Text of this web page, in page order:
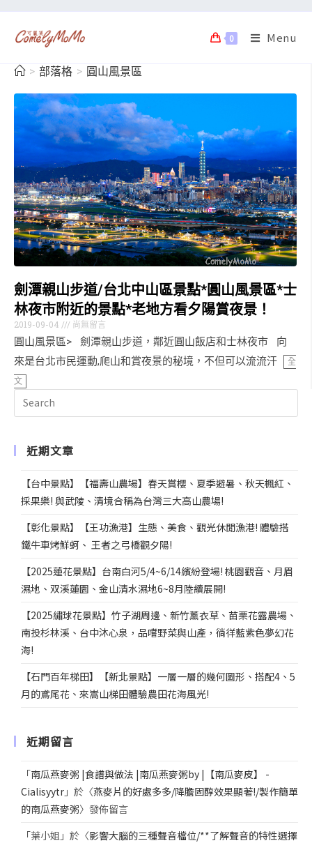
0 Menu
> 部落格 > 圓山風景區
劍潭親山步道/台北中山區景點*圓山風景區*士
林夜市附近的景點*老地方看夕陽賞夜景！
2019-09-04 尚無留言
圓山風景區> 劍潭親山步道，鄰近圓山飯店和士林夜市 向
來是台北市民運動,爬山和賞夜景的秘境，不但可以流流汗
全
文
近期文章
【台中景點】【福壽山農場】春天賞櫻、夏季避暑、秋天楓紅、
採果樂! 與武陵、清境合稱為台灣三大高山農場!
【彰化景點】【王功漁港】生態、美食、觀光休閒漁港! 體驗搭
鐵牛車烤鮮蚵、 王者之弓橋觀夕陽!
【2025蓮花景點】台南白河5/4~6/14繽紛登場! 桃園觀音、月眉
濕地、双溪蓮園、金山清水濕地6~8月陸續展開!
【2025繡球花景點】竹子湖周邊、新竹薰衣草、苗栗花露農場、
南投杉林溪、台中沐心泉，品嚐野菜與山產，徜徉藍紫色夢幻花
海!
【石門百年梯田】【新北景點】一層一層的幾何圖形、搭配4、5
月的鳶尾花、來嵩山梯田體驗農田花海風光!
近期留言
「南瓜燕麥粥 |食譜與做法 |南瓜燕麥粥by |【南瓜麥皮】 -
Cialisyytr 」於〈燕麥片的好處多多/降膽固醇效果顯著!/製作簡單
的南瓜燕麥粥〉發佈留言
「葉小姐 」於〈影響大腦的三種聲音檔位/**了解聲音的特性選擇